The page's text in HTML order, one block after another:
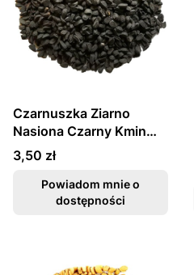
Czarnuszka Ziarno
Nasiona Czarny Kmin
Kminek 30g SKWORCU
Cena
3,50 zł
Powiadom mnie o
dostępności